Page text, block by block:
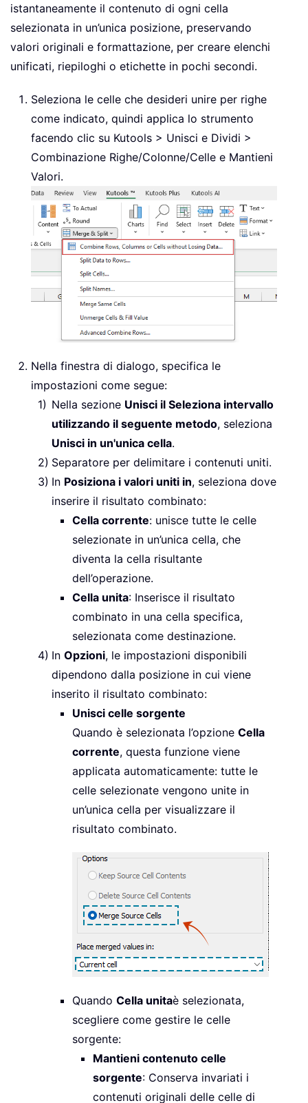
istantaneamente il contenuto di ogni cella
selezionata in un’unica posizione, preservando
valori originali e formattazione, per creare elenchi
unificati, riepiloghi o etichette in pochi secondi.
Seleziona le celle che desideri unire per righe
come indicato, quindi applica lo strumento
facendo clic su Kutools > Unisci e Dividi >
Combinazione Righe/Colonne/Celle e Mantieni
Valori.
Nella finestra di dialogo, specifica le
impostazioni come segue:
Nella sezione Unisci il Seleziona intervallo
utilizzando il seguente metodo, seleziona
Unisci in un'unica cella.
Separatore per delimitare i contenuti uniti.
In Posiziona i valori uniti in, seleziona dove
inserire il risultato combinato:
Cella corrente: unisce tutte le celle
selezionate in un’unica cella, che
diventa la cella risultante
dell’operazione.
Cella unita: Inserisce il risultato
combinato in una cella specifica,
selezionata come destinazione.
In Opzioni, le impostazioni disponibili
dipendono dalla posizione in cui viene
inserito il risultato combinato:
Unisci celle sorgente
Quando è selezionata l’opzione Cella
corrente, questa funzione viene
applicata automaticamente: tutte le
celle selezionate vengono unite in
un’unica cella per visualizzare il
risultato combinato.
Quando Cella unitaè selezionata,
scegliere come gestire le celle
sorgente:
Mantieni contenuto celle
sorgente: Conserva invariati i
contenuti originali delle celle di